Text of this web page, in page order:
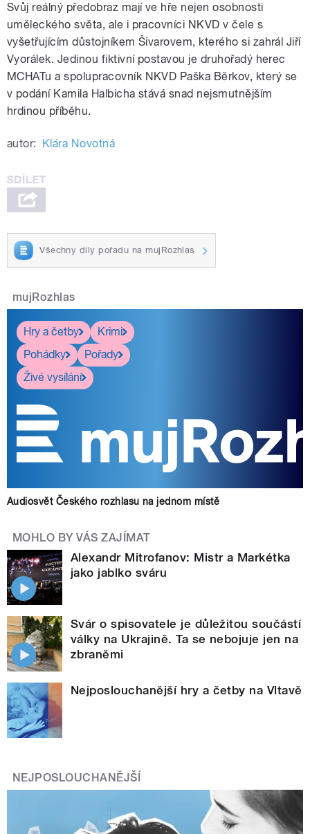
Svůj reálný předobraz mají ve hře nejen osobnosti
uměleckého světa, ale i pracovníci NKVD v čele s
vyšetřujícím důstojníkem Šivarovem, kterého si zahrál Jiří
Vyorálek. Jedinou fiktivní postavou je druhořadý herec
MCHATu a spolupracovník NKVD Paška Běrkov, který se
v podání Kamila Halbicha stává snad nejsmutnějším
hrdinou příběhu.
autor: Klára Novotná
Všechny díly pořadu na mujRozhlas
mujRozhlas
Hry a četby
Krimi
Pohádky
Pořady
Živé vysílání
Audiosvět Českého rozhlasu na jednom místě
MOHLO BY VÁS ZAJÍMAT
Alexandr Mitrofanov: Mistr a Markétka
jako jablko sváru
Svár o spisovatele je důležitou součástí
války na Ukrajině. Ta se nebojuje jen na
zbraněmi
Nejposlouchanější hry a četby na Vltavě
NEJPOSLOUCHANĚJŠÍ